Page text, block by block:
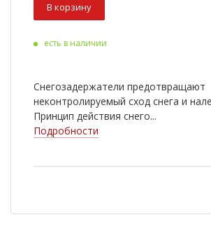
В корзину
есть в наличии
Снегозадержатели предотвращают
неконтролируемый сход снега и
Принцип действия снего...
Подробности